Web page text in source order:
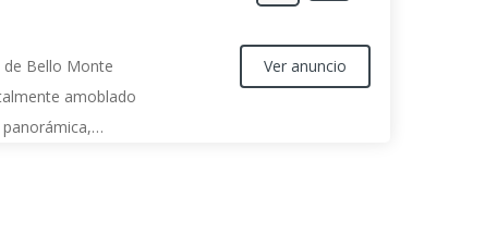
Ver anuncio
de Bello Monte
amoblado